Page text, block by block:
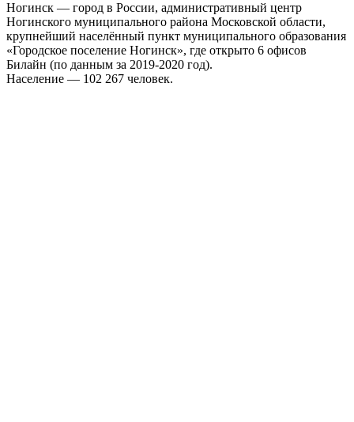
Ногинск — город в России, административный центр
Ногинского муниципального района Московской области,
крупнейший населённый пункт муниципального образования
«Городское поселение Ногинск», где открыто 6 офисов
Билайн (по данным за 2019-2020 год).
Население — 102 267 человек.